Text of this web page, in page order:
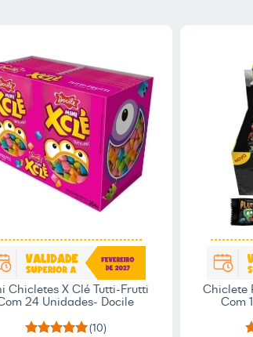
Chicletes X Clé Tutti-Frutti
24 Unidades- Docile
(10)
Chiclete
Com